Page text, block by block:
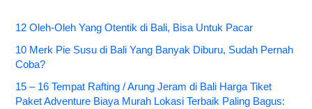
12 Oleh-Oleh Yang Otentik di Bali, Bisa Untuk Pacar
10 Merk Pie Susu di Bali Yang Banyak Diburu, Sudah Pernah
Coba?
15 – 16 Tempat Rafting / Arung Jeram di Bali Harga Tiket
Paket Adventure Biaya Murah Lokasi Terbaik Paling Bagus: